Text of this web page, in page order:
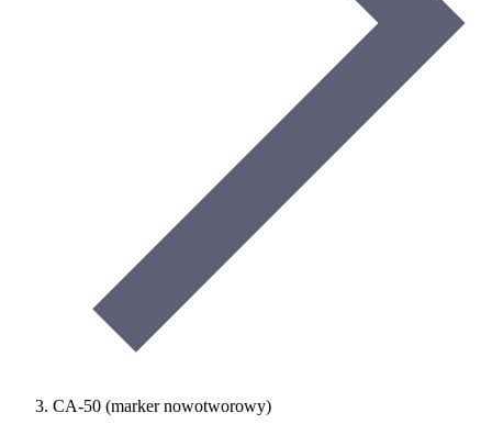
CA-50 (marker nowotworowy)